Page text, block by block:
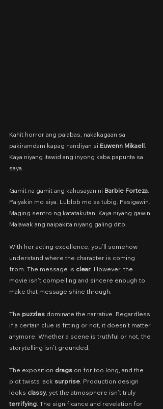
Kahit horror ang palabas, nakakagaan sa
pakiramdam kapag nandiyan si Euwenn Mikaell.
Kaya niyang itawid ang inyong kaba papunta sa
saya.
Gamit na gamit ang kahusayan ni Barbie Forteza.
Paiyakin mo siya. Lublob mo sa tubig. Pasigawin.
Maging sentro ng katatakutan. Kaya niyang gawin.
Malawak ang naipakita niyang galing dito.
With her acting excellence, you’ll somehow
understand where the character is coming
from. The message is clear. However, the
movie isn’t compelling and sincere enough to
make that message shine through.
The puzzles dominate the narrative. Regardless
if a certain clue is fitting or not, it doesn’t matter
anymore. Whether a scene is truthful or not, the
storytelling isn’t grounded.
The exposition drags on for too long, and the
plot twists lack surprise. Production design
looks classy, yet the atmosphere isn’t truly
terrifying. The significance and revelation for